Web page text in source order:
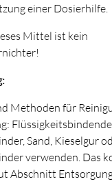
einer Dosierhilfe.
Mittel ist kein
Methoden für
Sand, Kieselgur
verwenden. Das
Abschnitt